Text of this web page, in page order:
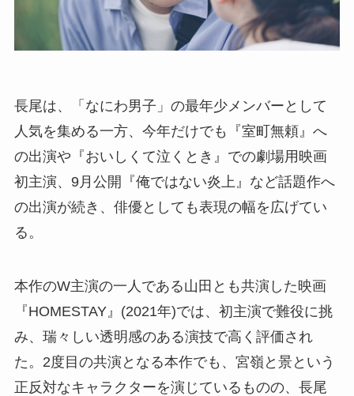
長尾は、「なにわ男子」の最年少メンバーとして
人気を集める一方、今年だけでも『室町無頼』へ
の出演や『おいしくて泣くとき』での劇場用映画
初主演、9月公開『俺ではない炎上』など話題作へ
の出演が続き、俳優としても表現の幅を広げてい
る。
本作のW主演の一人である山田とも共演した映画
『HOMESTAY』(2021年)では、初主演で難役に挑
み、瑞々しい透明感のある演技で高く評価され
た。2度目の共演となる本作でも、宮嶺と景という
正反対なキャラクターを演じているものの、長尾